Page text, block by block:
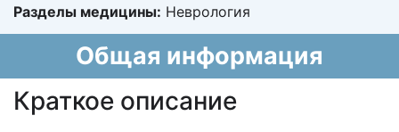
Разделы медицины: Неврология
Общая информация
Краткое описание